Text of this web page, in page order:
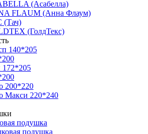
(Асабелла)
FLAUM (Анна Флаум)
(Тач)
(ГолдТекс)
140*205
172*205
200*220
Макси 220*240
подушка
подушка